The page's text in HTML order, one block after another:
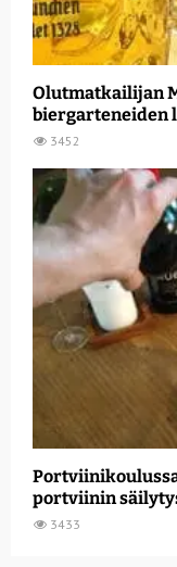
Olutmatkailijan
biergarteneiden
3452
portviinin
3433